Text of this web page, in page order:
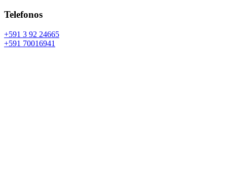
Telefonos
+591 3 92 24665
+591 70016941